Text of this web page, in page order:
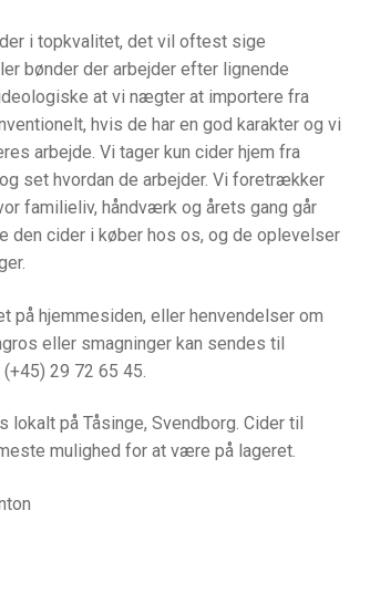
i topkvalitet, det vil oftest sige
bønder der arbejder efter lignende
at vi nægter at importere fra
hvis de har en god karakter og vi
arbejde. Vi tager kun cider hjem fra
set hvordan de arbejder. Vi foretrækker
familieliv, håndværk og årets gang går
den cider i køber hos os, og de oplevelser
på hjemmesiden, eller henvendelser om
eller smagninger kan sendes til
29 72 65 45.
lokalt på Tåsinge, Svendborg. Cider til
mulighed for at være på lageret.